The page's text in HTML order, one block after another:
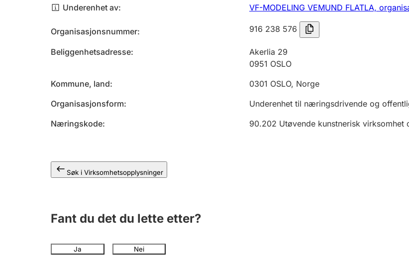
Underenhet av VF-MODELING VEMUND FLATLA,
Organisasjonsnummer 916 238 576
Beliggenhetsadresse
Akerlia 29
0951 OSLO
Kommune, land
0301 OSLO, Norge
Organisasjonsform
Underenhet til næringsdrivende og
Næringskode
90.202 Utøvende kunstnerisk
Søk i Virksomhetsopplysninger
Fant du det du lette etter?
Ja Nei